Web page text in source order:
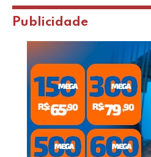
Publicidade